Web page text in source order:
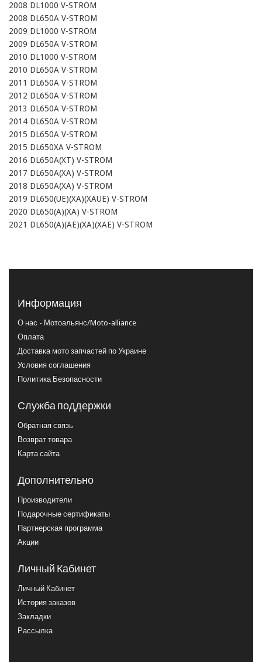
2008 DL1000 V-STROM
2008 DL650A V-STROM
2009 DL1000 V-STROM
2009 DL650A V-STROM
2010 DL1000 V-STROM
2010 DL650A V-STROM
2011 DL650A V-STROM
2012 DL650A V-STROM
2013 DL650A V-STROM
2014 DL650A V-STROM
2015 DL650A V-STROM
2015 DL650XA V-STROM
2016 DL650A(XT) V-STROM
2017 DL650A(XA) V-STROM
2018 DL650A(XA) V-STROM
2019 DL650(UE)(XA)(XAUE) V-STROM
2020 DL650(A)(XA) V-STROM
2021 DL650(A)(AE)(XA)(XAE) V-STROM
Информация
О нас - Мотоальянс/Moto-alliance
Оплата
Доставка мото запчастей по Украине
Условия соглашения
Политика Безопасности
Служба поддержки
Обратная связь
Возврат товара
Карта сайта
Дополнительно
Производители
Подарочные сертификаты
Партнерская программа
Акции
Личный Кабинет
Личный Кабинет
История заказов
Закладки
Рассылка